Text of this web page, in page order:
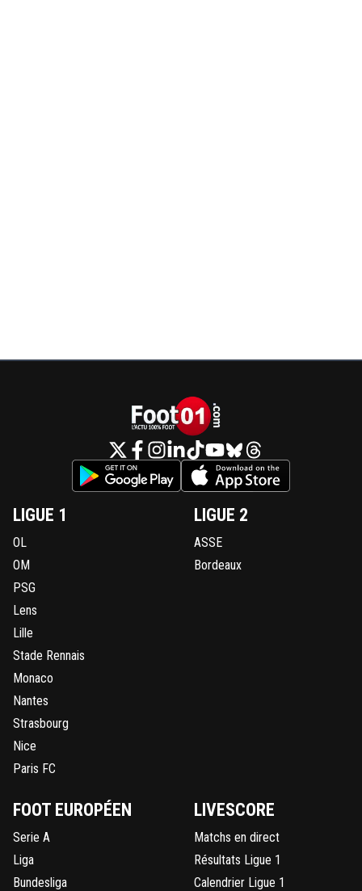
LIGUE 1
OL
OM
PSG
Lens
Lille
Stade Rennais
Monaco
Nantes
Strasbourg
Nice
Paris FC
LIGUE 2
ASSE
Bordeaux
FOOT EUROPÉEN
Serie A
Liga
Bundesliga
LIVESCORE
Matchs en direct
Résultats Ligue 1
Calendrier Ligue 1